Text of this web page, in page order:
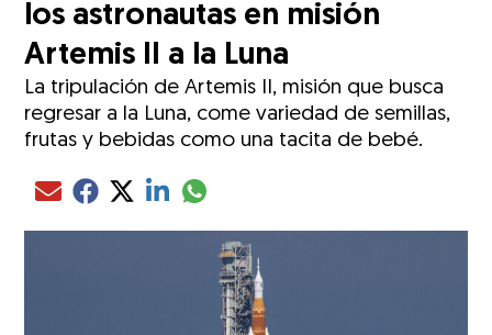
los astronautas en misión
Artemis II a la Luna
La tripulación de Artemis II, misión que busca
regresar a la Luna, come variedad de semillas,
frutas y bebidas como una tacita de bebé.
Compartir el artículo actual mediante Email
Compartir el artículo actual mediante Facebook
Compartir el artículo actual mediante Twitter
Compartir el artículo actual mediante LinkedIn
Compartir el artículo actual mediante